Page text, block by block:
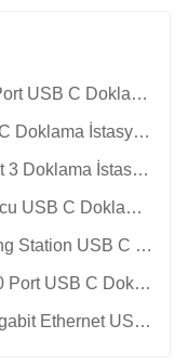
Gri HUB Genişlet 3.0 PD VGA Port USB C Doklama İstasyonu
7 In 1 PD Şarj Gizli Kablo USB C Doklama İstasyonu
60w PD HDMI VGA Thunderbolt 3 Doklama İstasyonu Çift Monitör
5 Gbps 4k HDMI TF Kart Okuyucu USB C Doklama İstasyonu
HD Çıkış Portu Macbook Docking Station USB C Dock 4k 60hz
MacBook Pro 4k UHD 5 IN 1 3.0 Port USB C Doklama İstasyonu
Dizüstü Bilgisayar Ultra Hızlı Gigabit Ethernet USB C Doklama İstasyonu